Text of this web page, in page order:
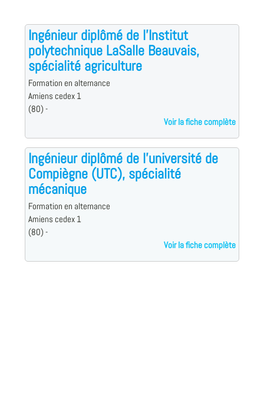
Ingénieur diplômé de l'Institut
polytechnique LaSalle Beauvais,
spécialité agriculture
Formation en alternance
Amiens cedex 1
(80) -
Voir la fiche complète
Ingénieur diplômé de l'université de
Compiègne (UTC), spécialité
mécanique
Formation en alternance
Amiens cedex 1
(80) -
Voir la fiche complète